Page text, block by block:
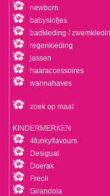
newborn
babyslofjes
badkleding /
regenkleding
jassen
haaraccessoires
wannahaves
zoek op maat
KINDERMERKEN
4funkyflavours
Desigual
Doerak
Freoli
Girandola